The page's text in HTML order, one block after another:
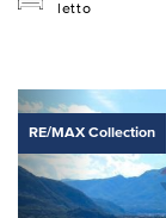
letto
RE/MAX Collection